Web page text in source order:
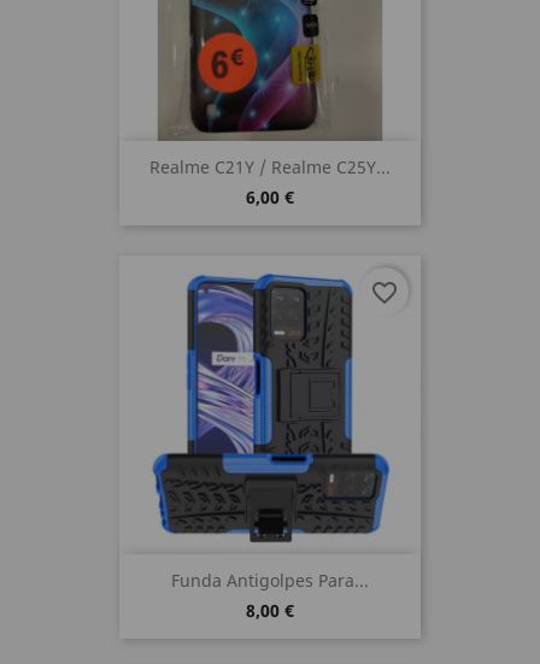
Realme C21Y / Realme C25Y...
6,00 €
Funda Antigolpes Para...
8,00 €
favorite_border